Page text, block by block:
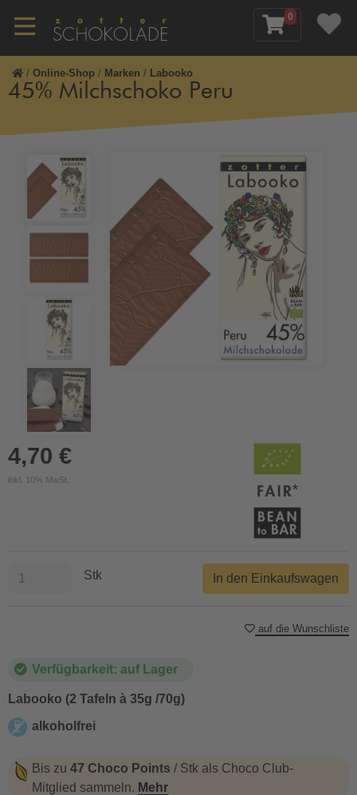
0
/ Online-Shop / Marken / Labooko
45% Milchschoko Peru
4,70 €
inkl. 10% MwSt.
Verfügbarkeit: auf Lager
Labooko (2 Tafeln à 35g /70g)
alkoholfrei
Bis zu 47 Choco Points / Stk als Choco Club-
Mitglied sammeln. Mehr
Stk In den Einkaufswagen
auf die Wunschliste